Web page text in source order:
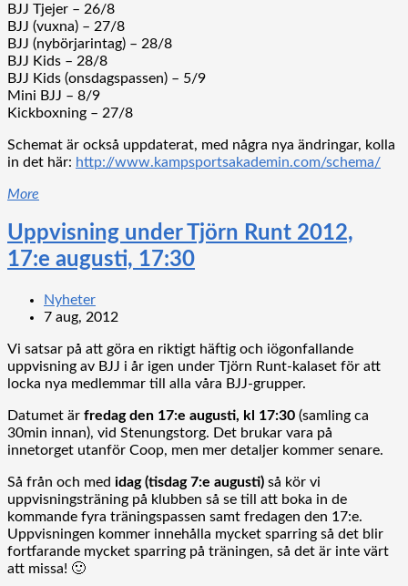
BJJ Tjejer – 26/8
BJJ (vuxna) – 27/8
BJJ (nybörjarintag) – 28/8
BJJ Kids – 28/8
BJJ Kids (onsdagspassen) – 5/9
Mini BJJ – 8/9
Kickboxning – 27/8
Schemat är också uppdaterat, med några nya ändringar, kolla
in det här: http://www.kampsportsakademin.com/schema/
More
Uppvisning under Tjörn Runt 2012,
17:e augusti, 17:30
Nyheter
7 aug, 2012
Vi satsar på att göra en riktigt häftig och iögonfallande
uppvisning av BJJ i år igen under Tjörn Runt-kalaset för att
locka nya medlemmar till alla våra BJJ-grupper.
Datumet är fredag den 17:e augusti, kl 17:30 (samling ca
30min innan), vid Stenungstorg. Det brukar vara på
innetorget utanför Coop, men mer detaljer kommer senare.
Så från och med idag (tisdag 7:e augusti) så kör vi
uppvisningsträning på klubben så se till att boka in de
kommande fyra träningspassen samt fredagen den 17:e.
Uppvisningen kommer innehålla mycket sparring så det blir
fortfarande mycket sparring på träningen, så det är inte värt
att missa! 🙂